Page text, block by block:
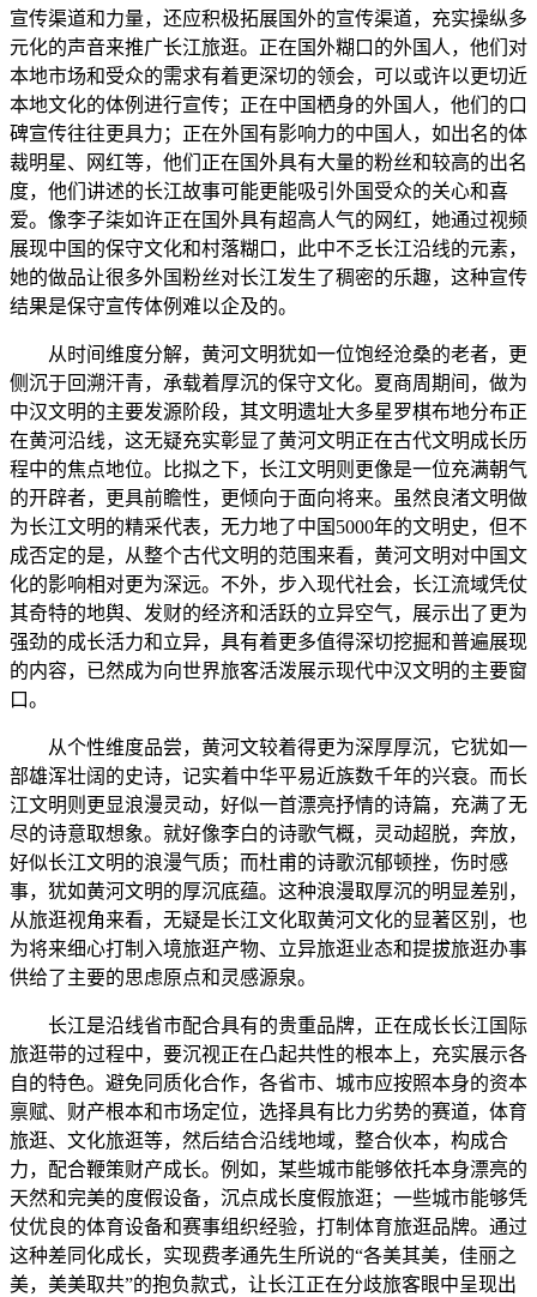
宣传渠道和力量，还应积极拓展国外的宣传渠道，充实操纵多
元化的声音来推广长江旅逛。正在国外糊口的外国人，他们对
本地市场和受众的需求有着更深切的领会，可以或许以更切近
本地文化的体例进行宣传；正在中国栖身的外国人，他们的口
碑宣传往往更具力；正在外国有影响力的中国人，如出名的体
裁明星、网红等，他们正在国外具有大量的粉丝和较高的出名
度，他们讲述的长江故事可能更能吸引外国受众的关心和喜
爱。像李子柒如许正在国外具有超高人气的网红，她通过视频
展现中国的保守文化和村落糊口，此中不乏长江沿线的元素，
她的做品让很多外国粉丝对长江发生了稠密的乐趣，这种宣传
结果是保守宣传体例难以企及的。
从时间维度分解，黄河文明犹如一位饱经沧桑的老者，更
侧沉于回溯汗青，承载着厚沉的保守文化。夏商周期间，做为
中汉文明的主要发源阶段，其文明遗址大多星罗棋布地分布正
在黄河沿线，这无疑充实彰显了黄河文明正在古代文明成长历
程中的焦点地位。比拟之下，长江文明则更像是一位充满朝气
的开辟者，更具前瞻性，更倾向于面向将来。虽然良渚文明做
为长江文明的精采代表，无力地了中国5000年的文明史，但不
成否定的是，从整个古代文明的范围来看，黄河文明对中国文
化的影响相对更为深远。不外，步入现代社会，长江流域凭仗
其奇特的地舆、发财的经济和活跃的立异空气，展示出了更为
强劲的成长活力和立异，具有着更多值得深切挖掘和普遍展现
的内容，已然成为向世界旅客活泼展示现代中汉文明的主要窗
口。
从个性维度品尝，黄河文较着得更为深厚厚沉，它犹如一
部雄浑壮阔的史诗，记实着中华平易近族数千年的兴衰。而长
江文明则更显浪漫灵动，好似一首漂亮抒情的诗篇，充满了无
尽的诗意取想象。就好像李白的诗歌气概，灵动超脱，奔放，
好似长江文明的浪漫气质；而杜甫的诗歌沉郁顿挫，伤时感
事，犹如黄河文明的厚沉底蕴。这种浪漫取厚沉的明显差别，
从旅逛视角来看，无疑是长江文化取黄河文化的显著区别，也
为将来细心打制入境旅逛产物、立异旅逛业态和提拔旅逛办事
供给了主要的思虑原点和灵感源泉。
长江是沿线省市配合具有的贵重品牌，正在成长长江国际
旅逛带的过程中，要沉视正在凸起共性的根本上，充实展示各
自的特色。避免同质化合作，各省市、城市应按照本身的资本
禀赋、财产根本和市场定位，选择具有比力劣势的赛道，体育
旅逛、文化旅逛等，然后结合沿线地域，整合伙本，构成合
力，配合鞭策财产成长。例如，某些城市能够依托本身漂亮的
天然和完美的度假设备，沉点成长度假旅逛；一些城市能够凭
仗优良的体育设备和赛事组织经验，打制体育旅逛品牌。通过
这种差同化成长，实现费孝通先生所说的“各美其美，佳丽之
美，美美取共”的抱负款式，让长江正在分歧旅客眼中呈现出